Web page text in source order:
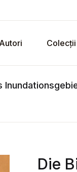
Autori Colecții
Die